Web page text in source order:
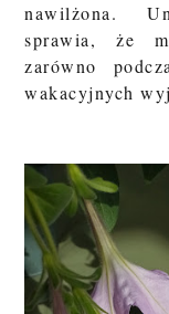
nawilżona.
sprawia, że
zarówno
wakacyjnych